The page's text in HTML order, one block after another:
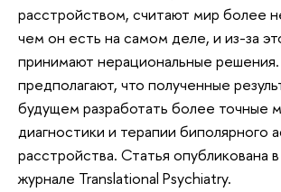
расстройством, считают мир более
чем он есть на самом деле, и из-за
принимают нерациональные
предполагают, что полученные
будущем разработать более точные
диагностики и терапии биполярного
расстройства. Статья опубликована в
журнале Translational Psychiatry.